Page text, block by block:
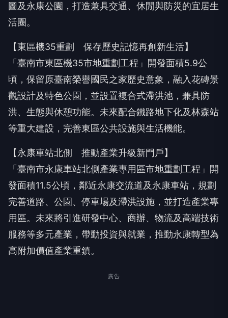
圖及永康公園，打造兼具交通、休閒與防災的宜居生
活圈。
【東區機35重劃 保存歷史記憶再創新生活】
「臺南市東區機35市地重劃工程」開發面積5.9公
頃，保留原臺南榮譽國民之家歷史意象，融入花磚景
觀設計及特色公園，並設置複合式滯洪池，兼具防
洪、生態與休憩功能。未來配合鐵路地下化及林森站
等重大建設，完善東區公共設施與生活機能。
【永康車站北側 推動產業升級新門戶】
「臺南市永康車站北側產業專用區市地重劃工程」開
發面積11.5公頃，鄰近永康交流道及永康車站，規劃
完善道路、公園、停車場及滯洪設施，並打造產業專
用區。未來將引進研發中心、商辦、物流及高端技術
服務等多元產業，帶動投資與就業，推動永康轉型為
高附加價值產業重鎮。
廣告